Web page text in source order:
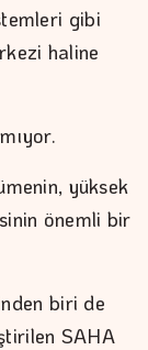
gibi
haline
yüksek
önemli bir
biri de
SAHA